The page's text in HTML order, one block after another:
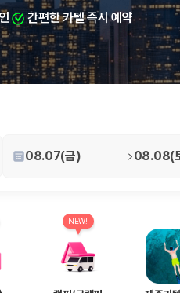
이 다릅니다. 카모아는 여러 제
.
간편한 카텔 즉시 예약
08.07(금) 08.08(
NEW!